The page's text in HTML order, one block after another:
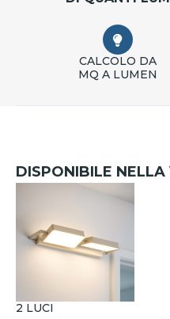
CALCOLO DA
MQ A LUMEN
DISPONIBILE NELLA
2 LUCI